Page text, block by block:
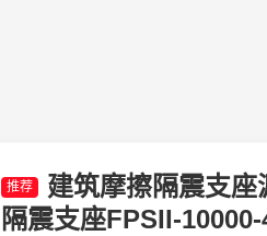
推荐
建筑摩擦隔震支
隔震支座FPSII-